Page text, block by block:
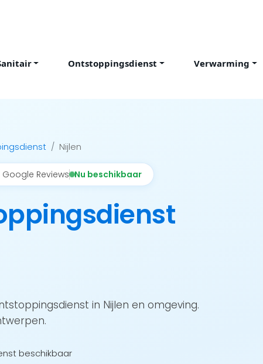
Ontstoppingsdienst Verwarming
Nijlen
Google Reviews Nu beschikbaar
in Nijlen en omgeving.
beschikbaar